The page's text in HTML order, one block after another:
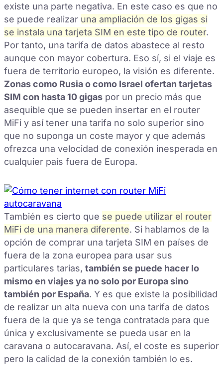
existe una parte negativa. En este caso es que no
se puede realizar una ampliación de los gigas si
se instala una tarjeta SIM en este tipo de router.
Por tanto, una tarifa de datos abastece al resto
aunque con mayor cobertura. Eso sí, si el viaje es
fuera de territorio europeo, la visión es diferente.
Zonas como Rusia o como Israel ofertan tarjetas
SIM con hasta 10 gigas por un precio más que
asequible que se pueden insertar en el router
MiFi y así tener una tarifa no solo superior sino
que no suponga un coste mayor y que además
ofrezca una velocidad de conexión inesperada en
cualquier país fuera de Europa.
También es cierto que se puede utilizar el router
MiFi de una manera diferente. Si hablamos de la
opción de comprar una tarjeta SIM en países de
fuera de la zona europea para usar sus
particulares tarias, también se puede hacer lo
mismo en viajes ya no solo por Europa sino
también por España. Y es que existe la posibilidad
de realizar un alta nueva con una tarifa de datos
fuera de la que ya se tenga contratada para que
única y exclusivamente se pueda usar en la
caravana o autocaravana. Así, el coste es superior
pero la calidad de la conexión también lo es.